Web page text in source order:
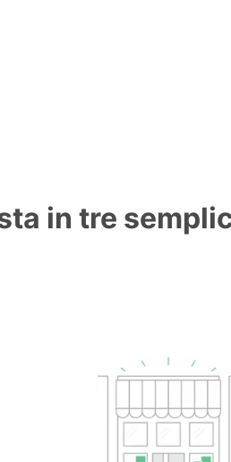
in tre